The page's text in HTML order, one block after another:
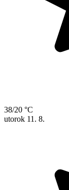
38/20 °C
utorok 11. 8.